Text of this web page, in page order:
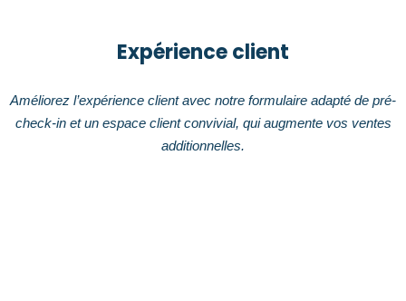
Expérience client
Améliorez l’expérience client avec notre formulaire adapté de pré-
check-in et un espace client convivial, qui augmente vos ventes
additionnelles.